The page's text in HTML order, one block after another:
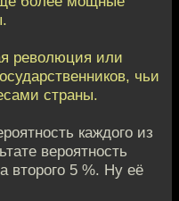
революция или
чьи
страны.
каждого из
вероятность
второго 5 %. Ну её